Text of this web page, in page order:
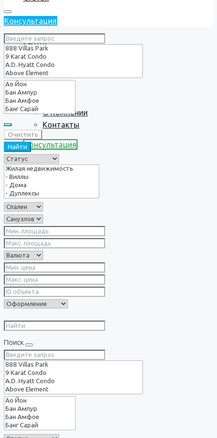
Услуги
О нас
О Компании
Контакты
Консультация
Консультация
Очистить
Найти
Поиск